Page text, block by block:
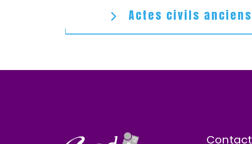
Actes civils anciens
Contact